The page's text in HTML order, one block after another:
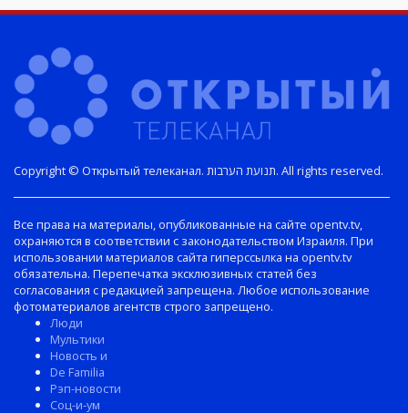
Copyright © Открытый телеканал. תנועת הערבות. All rights reserved.
Все права на материалы, опубликованные на сайте opentv.tv,
охраняются в соответствии с законодательством Израиля. При
использовании материалов сайта гиперссылка на opentv.tv
обязательна. Перепечатка эксклюзивных статей без
согласования с редакцией запрещена. Любое использование
фотоматериалов агентств строго запрещено.
Люди
Мультики
Новость и
De Familia
Рэп-новости
Соц-и-ум